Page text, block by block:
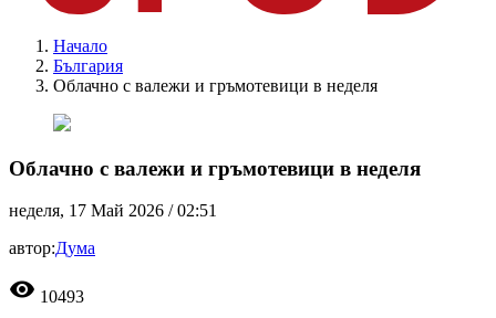
Начало
България
Облачно с валежи и гръмотевици в неделя
Облачно с валежи и гръмотевици в неделя
неделя, 17 Май 2026 /02:51
автор:Дума
visibility 10493